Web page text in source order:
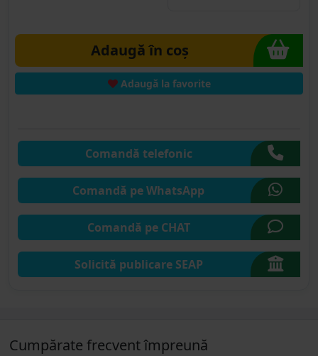
Adaugă în coș
Adaugă la favorite
Comandă telefonic
Comandă pe WhatsApp
Comandă pe CHAT
Solicită publicare SEAP
Cumpărate frecvent împreună